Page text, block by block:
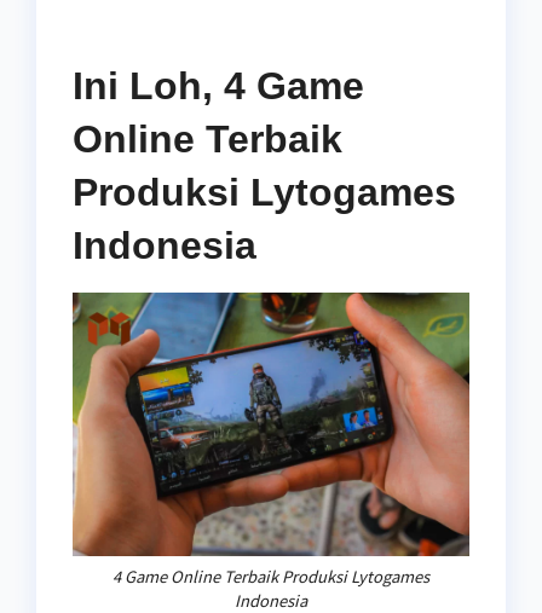
Ini Loh, 4 Game
Online Terbaik
Produksi Lytogames
Indonesia
4 Game Online Terbaik Produksi Lytogames
Indonesia